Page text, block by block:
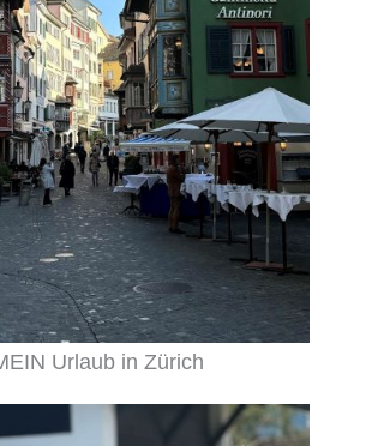
Urlaub in Zürich